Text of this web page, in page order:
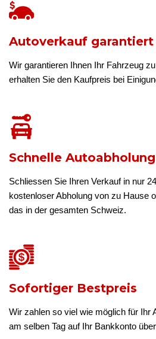
Autoverkauf garantiert
Wir garantieren Ihnen Ihr Fahrzeug
erhalten Sie den Kaufpreis bei
Schnelle Autoabholung
Schliessen Sie Ihren Verkauf in nur
kostenloser Abholung von zu Hause
das in der gesamten Schweiz.
Sofortiger Bestpreis
Wir zahlen so viel wie möglich für Ihr
am selben Tag auf Ihr Bankkonto